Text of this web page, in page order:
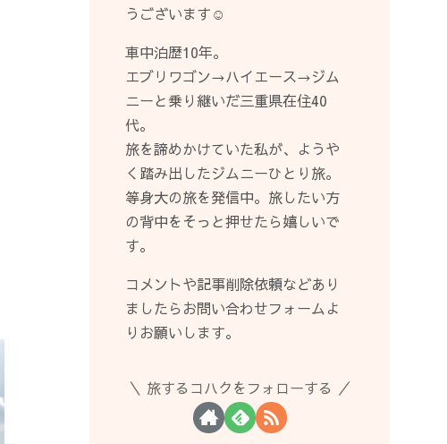
うございます☺︎
車中泊歴10年。
エブリワゴン→ハイエース→ジム
ニーと乗り継いだ三重県在住40
代。
旅を諦めかけていた私が、ようや
く踏み出したジムニーひとり旅。
等身大の旅を発信中。旅したい方
の背中をそっと押せたら嬉しいで
す。
コメントや記事削除依頼などあり
ましたらお問い合わせフォームよ
りお願いします。
旅するコハクをフォローする